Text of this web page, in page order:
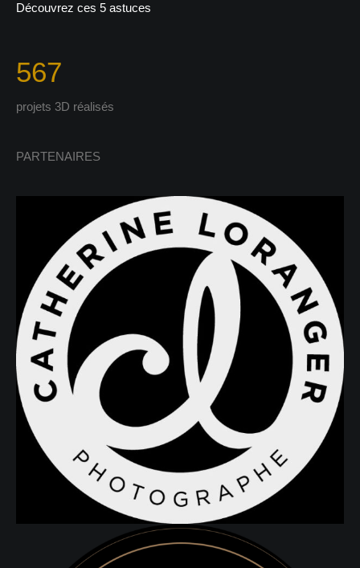
Découvrez ces 5 astuces
567
projets 3D réalisés
PARTENAIRES